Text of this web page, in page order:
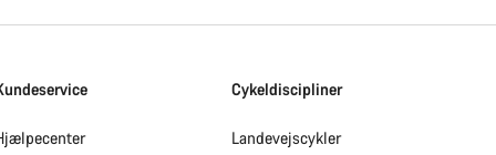
Cykeldiscipliner
Landevejscykler